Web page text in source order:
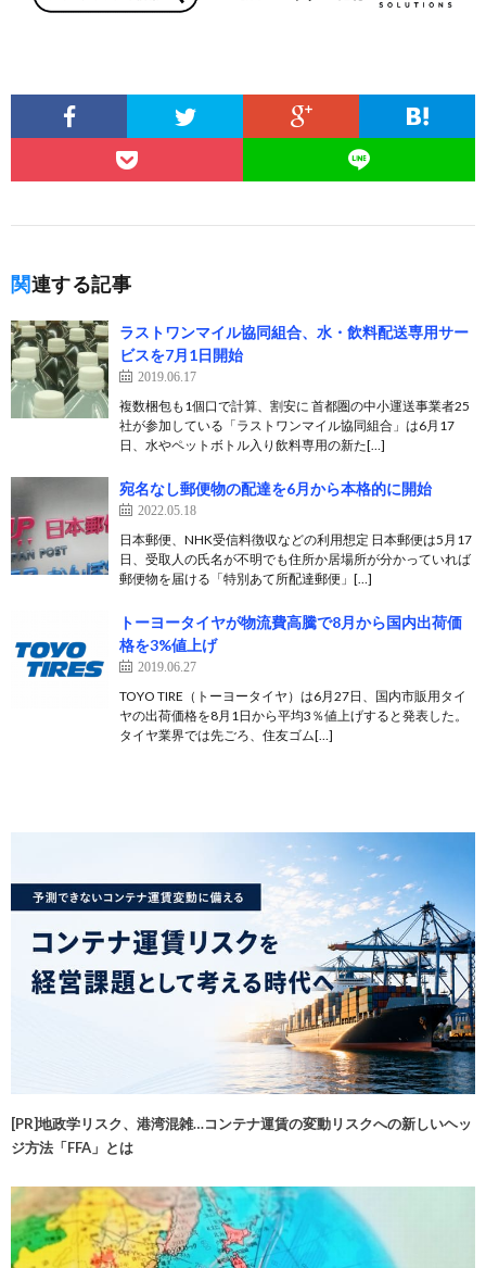
関連する記事
ラストワンマイル協同組合、水・飲料配送専用サー
ビスを7月1日開始
2019.06.17
複数梱包も1個口で計算、割安に 首都圏の中小運送事業者25
社が参加している「ラストワンマイル協同組合」は6月17
日、水やペットボトル入り飲料専用の新た[…]
宛名なし郵便物の配達を6月から本格的に開始
2022.05.18
日本郵便、NHK受信料徴収などの利用想定 日本郵便は5月17
日、受取人の氏名が不明でも住所か居場所が分かっていれば
郵便物を届ける「特別あて所配達郵便」[…]
トーヨータイヤが物流費高騰で8月から国内出荷価
格を3%値上げ
2019.06.27
TOYO TIRE（トーヨータイヤ）は6月27日、国内市販用タイ
ヤの出荷価格を8月1日から平均3％値上げすると発表した。
タイヤ業界では先ごろ、住友ゴム[…]
[PR]地政学リスク、港湾混雑…コンテナ運賃の変動リスクへの新しいヘッ
ジ方法「FFA」とは